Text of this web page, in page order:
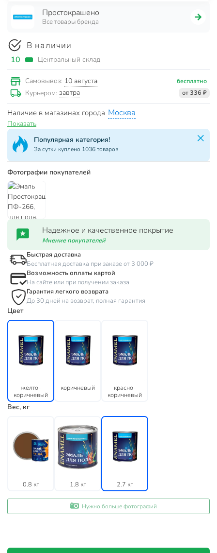
Простокрашено
Все товары бренда
В наличии
10 Центральный склад
Самовывоз: 10 августа бесплатно
Курьером: завтра от 336 ₽
Наличие в магазинах города Москва
Показать
Популярная категория!
За сутки куплено 1036 товаров
Фотографии покупателей
Надежное и качественное покрытие
Мнение покупателей
Быстрая доставка
Бесплатная доставка при заказе от 3 000 ₽
Возможность оплаты картой
На сайте или при получении заказа
Гарантия легкого возврата
До 30 дней на возврат, полная гарантия
Цвет
желто-
коричневый
коричневый
красно-
коричневый
Вес, кг
0.8 кг 1.8 кг 2.7 кг
Нужно больше фотографий